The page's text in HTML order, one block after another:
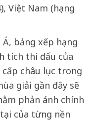
Việt Nam (hạng
bảng xếp hạng
tích thi đấu của
cấp châu lục trong
giải gần đây sẽ
phản ánh chính
của từng nền